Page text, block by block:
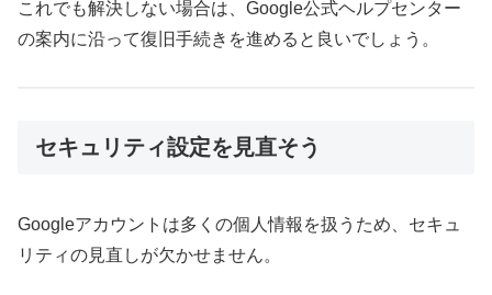
これでも解決しない場合は、Google公式ヘルプセンター
の案内に沿って復旧手続きを進めると良いでしょう。
セキュリティ設定を見直そう
Googleアカウントは多くの個人情報を扱うため、セキュ
リティの見直しが欠かせません。